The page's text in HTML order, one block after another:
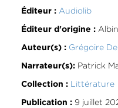
Éditeur : Audiolib
Éditeur d'origine :
Auteur(s) : Grégoire
Narrateur(s):Patrick
Collection : Littérature
Publication :9 juillet